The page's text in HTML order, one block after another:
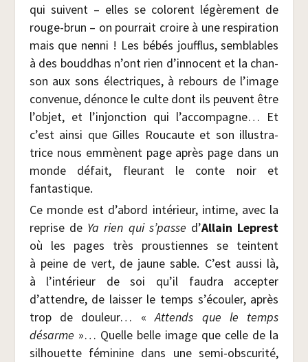
qui suivent – elles se colorent légè­re­ment de
rouge-brun – on pour­rait croire à une res­pi­ra­tion
mais que nen­ni ! Les bébés jouf­flus, sem­blables
à des boud­dhas n’ont rien d’innocent et la chan­
son aux sons élec­triques, à rebours de l’image
conve­nue, dénonce le culte dont ils peuvent être
l’objet, et l’injonction qui l’accompagne… Et
c’est ain­si que Gilles Rou­caute et son illus­tra­
trice nous emmènent page après page dans un
monde défait, fleu­rant le conte noir et
fantastique.
Ce monde est d’abord inté­rieur, intime, avec la
reprise de Ya rien qui s’passe d’Allain Leprest
où les pages très prous­tiennes se teintent
à peine de vert, de jaune sable. C’est aus­si là,
à l’intérieur de soi qu’il fau­dra accep­ter
d’attendre, de lais­ser le temps s’écouler, après
trop de dou­leur… «Attends que le temps
désarme »… Quelle belle image que celle de la
sil­houette fémi­nine dans une semi-obs­cu­ri­té,